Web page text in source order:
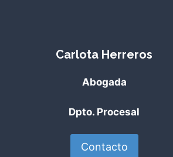
Carlota Herreros
Abogada
Dpto. Procesal
Contacto